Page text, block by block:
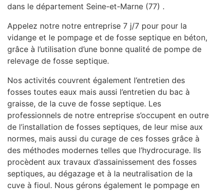
dans le département Seine-et-Marne (77) .
Appelez notre notre entreprise 7 j/7 pour pour la
vidange et le pompage et de fosse septique en béton,
grâce à l’utilisation d’une bonne qualité de pompe de
relevage de fosse septique.
Nos activités couvrent également l’entretien des
fosses toutes eaux mais aussi l’entretien du bac à
graisse, de la cuve de fosse septique. Les
professionnels de notre entreprise s’occupent en outre
de l’installation de fosses septiques, de leur mise aux
normes, mais aussi du curage de ces fosses grâce à
des méthodes modernes telles que l’hydrocurage. Ils
procèdent aux travaux d’assainissement des fosses
septiques, au dégazage et à la neutralisation de la
cuve à fioul. Nous gérons également le pompage en